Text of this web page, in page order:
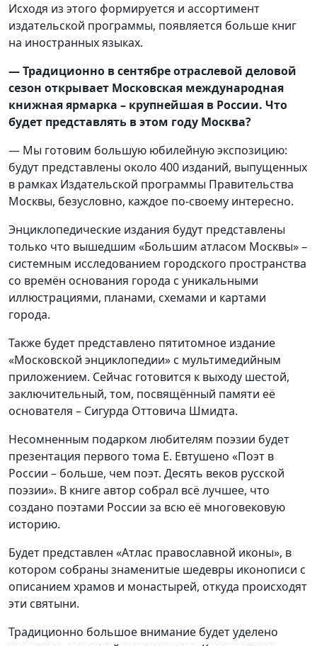
Исходя из этого формируется и ассортимент
издательской программы, появляется больше книг
на иностранных языках.
— Традиционно в сентябре отраслевой деловой
сезон открывает Московская международная
книжная ярмарка – крупнейшая в России. Что
будет представлять в этом году Москва?
— Мы готовим большую юбилейную экспозицию:
будут представлены около 400 изданий, выпущенных
в рамках Издательской программы Правительства
Москвы, безусловно, каждое по-своему интересно.
Энциклопедические издания будут представлены
только что вышедшим «Большим атласом Москвы» –
системным исследованием городского пространства
со времён основания города с уникальными
иллюстрациями, планами, схемами и картами
города.
Также будет представлено пятитомное издание
«Московской энциклопедии» с мультимедийным
приложением. Сейчас готовится к выходу шестой,
заключительный, том, посвящённый памяти её
основателя – Сигурда Оттовича Шмидта.
Несомненным подарком любителям поэзии будет
презентация первого тома Е. Евтушено «Поэт в
России – больше, чем поэт. Десять веков русской
поэзии». В книге автор собрал всё лучшее, что
создано поэтами России за всю её многовековую
историю.
Будет представлен «Атлас православной иконы», в
котором собраны знаменитые шедевры иконописи с
описанием храмов и монастырей, откуда происходят
эти святыни.
Традиционно большое внимание будет уделено